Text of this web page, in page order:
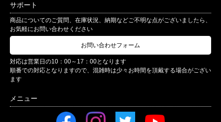
サポート
商品についてのご質問、在庫状況、納期などご不明な点がございましたら、
お気軽にお問い合わせください
お問い合わせフォーム
対応は営業日の10：00～17：00となります
順番での対応となりますので、混雑時は少々お時間を頂戴する場合がござい
ます